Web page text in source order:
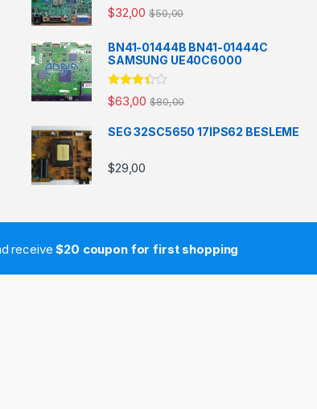
5
üzerinde
oy aldı
$32,00 $50,00
BN41-01444B BN41-01444C
SAMSUNG UE40C6000
5
üzerinde
oy aldı
$63,00 $80,00
SEG 32SC5650 17IPS62 BESLEME
$29,00
receive$20 coupon for first shopping